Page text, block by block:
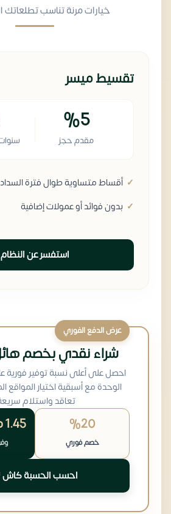
خيارات مرنة تناسب تطلعاتك
تقسيط ميسر
%5
مقدم حجز
أقساط متساوية طوال فترة السداد
بدون فوائد أو عمولات إضافية
استفسر عن النظام
عرض الدفع الفوري
شراء نقدي بخصم
احصل على أعلى نسبة توفير فورية
الوحدة مع أسبقية اختيار المواقع
تعاقد واستلام
%20
خصم فوري
1.45 مليون
احسب الحسبة كاش